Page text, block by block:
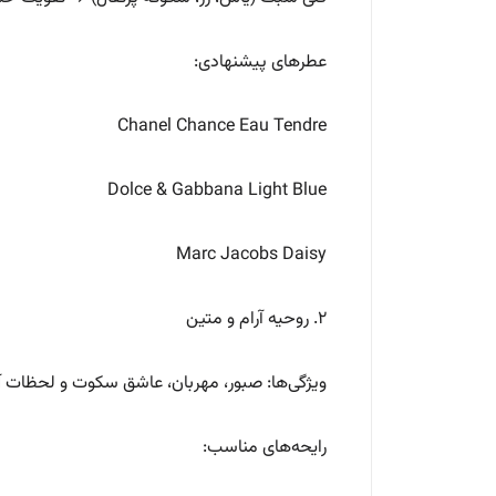
عطرهای پیشنهادی:
Chanel Chance Eau Tendre
Dolce & Gabbana Light Blue
Marc Jacobs Daisy
۲. روحیه آرام و متین
ویژگی‌ها: صبور، مهربان، عاشق سکوت و
رایحه‌های مناسب: